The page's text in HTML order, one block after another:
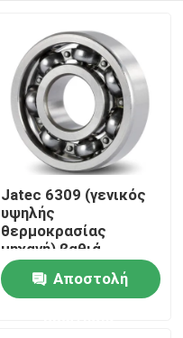
Jatec 6309 (γενικός
υψηλής
θερμοκρασίας
μηχανή) βαθιά
ρουλεμάν Gcr15
45×100×25 αυλακιού
Αποστολή